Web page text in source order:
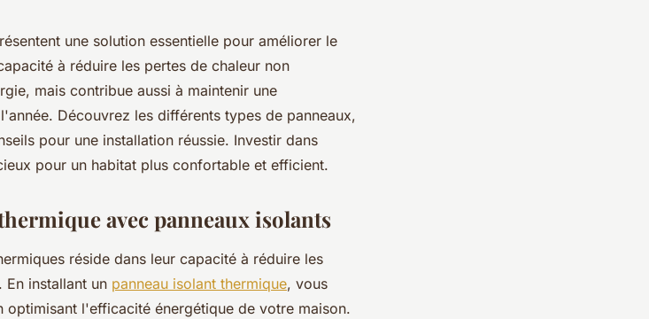
une solution essentielle pour améliorer le
à réduire les pertes de chaleur non
mais contribue aussi à maintenir une
Découvrez les différents types de panneaux,
pour une installation réussie. Investir dans
pour un habitat plus confortable et efficient.
avec panneaux isolants
réside dans leur capacité à réduire les
En installant un panneau isolant thermique, vous
l'efficacité énergétique de votre maison.